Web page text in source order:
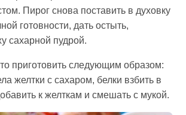
Пирог снова поставить в духовку
готовности, дать остыть,
сахарной пудрой.
приготовить следующим образом:
желтки с сахаром, белки взбить в
к желткам и смешать с мукой.